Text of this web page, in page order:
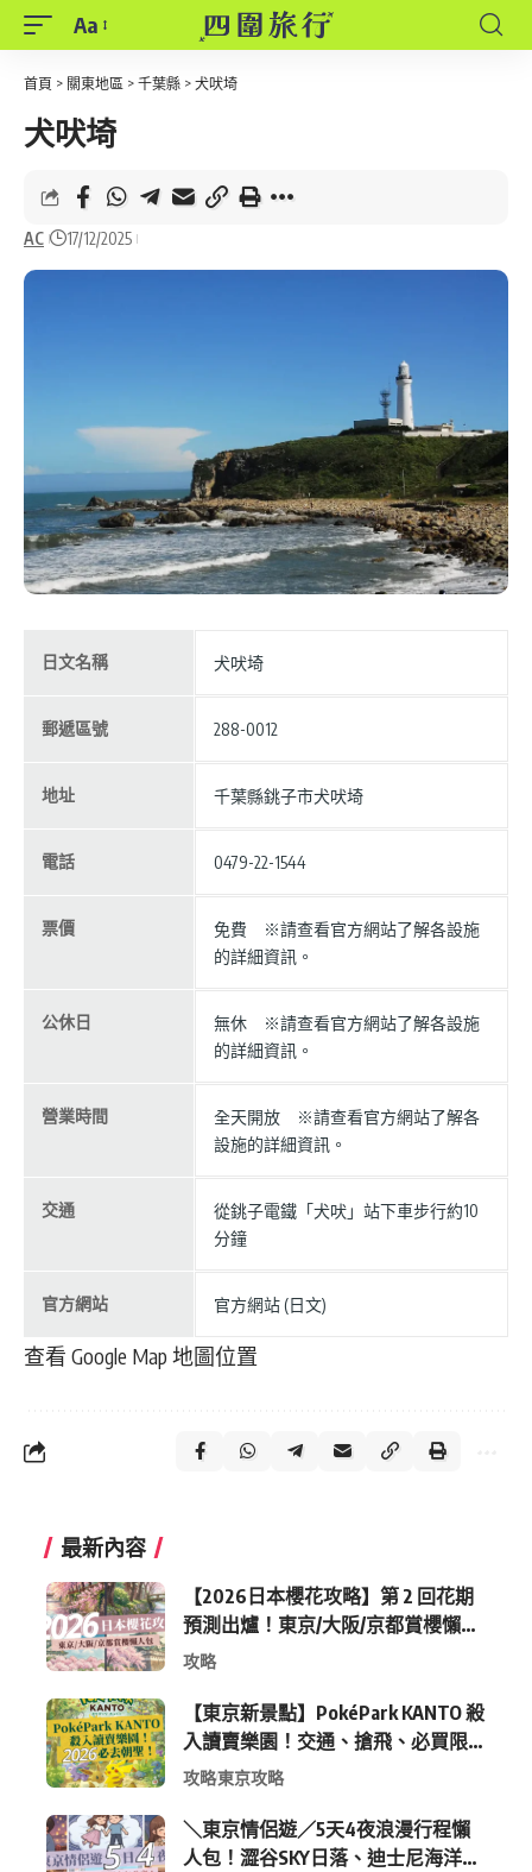
Font
Resizer
Aa
首頁 > 關東地區 > 千葉縣 > 犬吠埼
犬吠埼
AC 17/12/2025
日文名稱 犬吠埼
郵遞區號 288-0012
地址 千葉縣銚子市犬吠埼
電話 0479-22-1544
票價
免費 ※請查看官方網站了解各設施
的詳細資訊。
公休日
無休 ※請查看官方網站了解各設施
的詳細資訊。
營業時間
全天開放 ※請查看官方網站了解各
設施的詳細資訊。
交通
從銚子電鐵「犬吠」站下車步行約10
分鐘
官方網站 官方網站 (日文)
查看 Google Map 地圖位置
最新內容
【2026日本櫻花攻略】第 2 回花期
預測出爐！東京/大阪/京都賞櫻懶人
包 (附最新時間表)
攻略
【東京新景點】PokéPark KANTO 殺
入讀賣樂園！交通、搶飛、必買限
定周邊全攻略
攻略東京攻略
＼東京情侶遊／5天4夜浪漫行程懶
人包！澀谷SKY日落、迪士尼海洋、